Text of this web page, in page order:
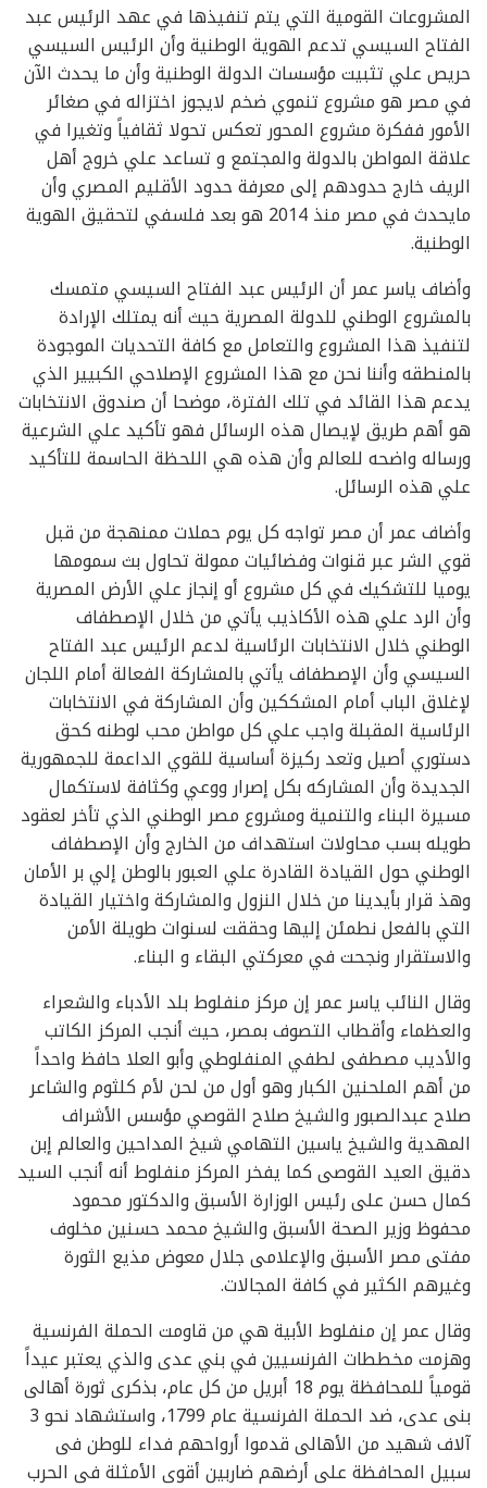
المشروعات القومية التي يتم تنفيذها في عهد الرئيس عبد
الفتاح السيسي تدعم الهوية الوطنية وأن الرئيس السيسي
حريص علي تثبيت مؤسسات الدولة الوطنية وأن ما يحدث الآن
في مصر هو مشروع تنموي ضخم لايجوز اختزاله في صغائر
الأمور ففكرة مشروع المحور تعكس تحولا ثقافياً وتغيرا في
علاقة المواطن بالدولة والمجتمع و تساعد علي خروج أهل
الريف خارج حدودهم إلى معرفة حدود الأقليم المصري وأن
مايحدث في مصر منذ 2014 هو بعد فلسفي لتحقيق الهوية
الوطنية.
وأضاف ياسر عمر أن الرئيس عبد الفتاح السيسي متمسك
بالمشروع الوطني للدولة المصرية حيث أنه يمتلك الإرادة
لتنفيذ هذا المشروع والتعامل مع كافة التحديات الموجودة
بالمنطقه وأننا نحن مع هذا المشروع الإصلاحي الكبيير الذي
يدعم هذا القائد في تلك الفترة، موضحا أن صندوق الانتخابات
هو أهم طريق لإيصال هذه الرسائل فهو تأكيد علي الشرعية
ورساله واضحه للعالم وأن هذه هي اللحظة الحاسمة للتأكيد
علي هذه الرسائل.
وأضاف عمر أن مصر تواجه كل يوم حملات ممنهجة من قبل
قوي الشر عبر قنوات وفضائيات ممولة تحاول بث سمومها
يوميا للتشكيك في كل مشروع أو إنجاز علي الأرض المصرية
وأن الرد علي هذه الأكاذيب يأتي من خلال الإصطفاف
الوطني خلال الانتخابات الرئاسية لدعم الرئيس عبد الفتاح
السيسي وأن الإصطفاف يأتي بالمشاركة الفعالة أمام اللجان
لإغلاق الباب أمام المشككين وأن المشاركة في الانتخابات
الرئاسية المقبلة واجب علي كل مواطن محب لوطنه كحق
دستوري أصيل وتعد ركيزة أساسية للقوي الداعمة للجمهورية
الجديدة وأن المشاركه بكل إصرار ووعي وكثافة لاستكمال
مسيرة البناء والتنمية ومشروع مصر الوطني الذي تأخر لعقود
طويله بسب محاولات استهداف من الخارج وأن الإصطفاف
الوطني حول القيادة القادرة علي العبور بالوطن إلي بر الأمان
وهذ قرار بأيدينا من خلال النزول والمشاركة واختيار القيادة
التي بالفعل نطمئن إليها وحققت لسنوات طويلة الأمن
والاستقرار ونجحت في معركتي البقاء و البناء.
وقال النائب ياسر عمر إن مركز منفلوط بلد الأدباء والشعراء
والعظماء وأقطاب التصوف بمصر، حيث أنجب المركز الكاتب
والأديب مصطفى لطفي المنفلوطي وأبو العلا حافظ واحداً
من أهم الملحنين الكبار وهو أول من لحن لأم كلثوم والشاعر
صلاح عبدالصبور والشيخ صلاح القوصي مؤسس الأشراف
المهدية والشيخ ياسين التهامي شيخ المداحين والعالم إبن
دقيق العيد القوصى كما يفخر المركز منفلوط أنه أنجب السيد
كمال حسن على رئيس الوزارة الأسبق والدكتور محمود
محفوظ وزير الصحة الأسبق والشيخ محمد حسنين مخلوف
مفتى مصر الأسبق والإعلامى جلال معوض مذيع الثورة
وغيرهم الكثير في كافة المجالات.
وقال عمر إن منفلوط الأبية هي من قاومت الحملة الفرنسية
وهزمت مخططات الفرنسيين في بني عدى والذي يعتبر عيداً
قومياً للمحافظة يوم 18 أبريل من كل عام، بذكرى ثورة أهالى
بنى عدى، ضد الحملة الفرنسية عام 1799، واستشهاد نحو 3
آلاف شهيد من الأهالى قدموا أرواحهم فداء للوطن فى
سبيل المحافظة على أرضهم ضاربين أقوى الأمثلة فى الحرب